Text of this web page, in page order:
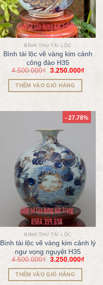
BÌNH THU TÀI LỘC
Bình tài lộc vẽ vàng kim cảnh
công đào H35
4.500.000₫ 3.250.000₫
THÊM VÀO GIỎ HÀNG
- 27.78%
BÌNH THU TÀI LỘC
Bình tài lộc vẽ vàng kim cảnh lý
ngư vọng nguyệt H35
4.500.000₫ 3.250.000₫
THÊM VÀO GIỎ HÀNG